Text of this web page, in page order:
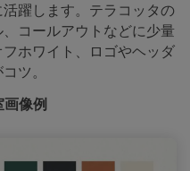
躍します。テラコッタの
コールアウトなどに少量
ホワイト、ロゴやヘッダ
ツ。
像例